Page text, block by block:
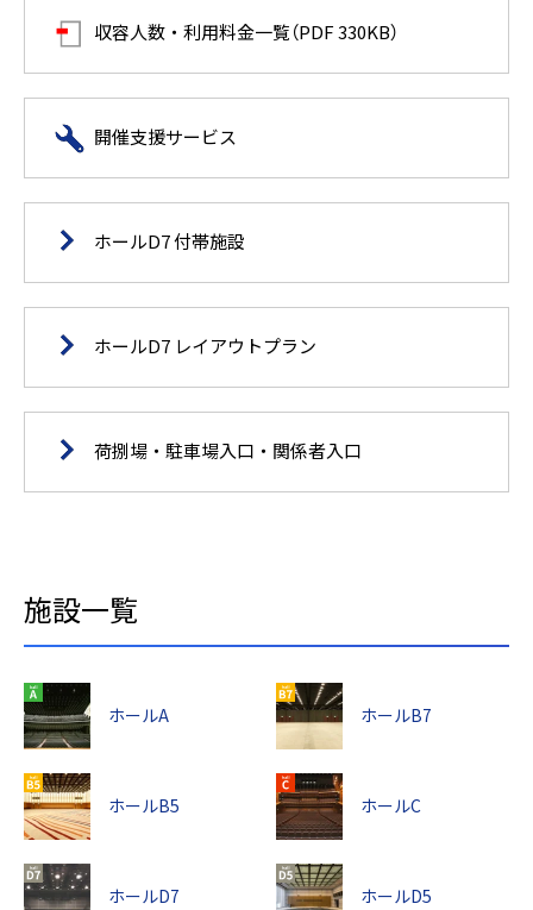
収容人数・利用料金一覧（PDF 330KB）
開催支援サービス
ホールD7 付帯施設
ホールD7 レイアウトプラン
荷捌場・駐車場入口・関係者入口
施設一覧
ホールA ホールB7
ホールB5 ホールC
ホールD7 ホールD5